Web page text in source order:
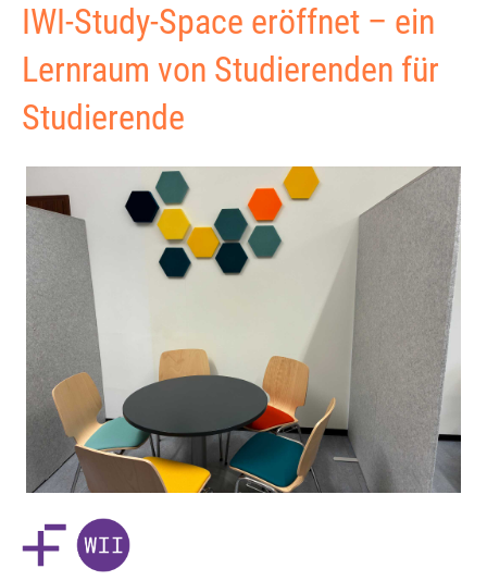
IWI-Study-Space eröffnet – ein
Lernraum von Studierenden für
Studierende